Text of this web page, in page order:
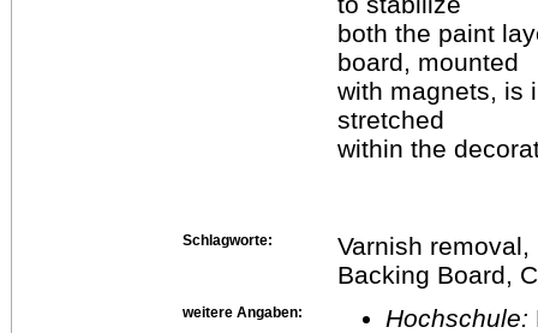
both the paint
board, mounted
with magnets, is
stretched
within the
Schlagworte:
Varnish
Backing Board,
weitere Angaben: Hochschule: